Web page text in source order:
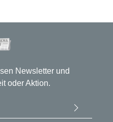
Newsletter und
oder Aktion.